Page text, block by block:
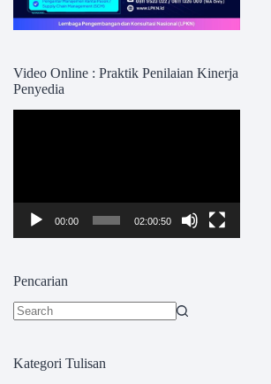
Video Online : Praktik Penilaian Kinerja
Penyedia
00:00 02:00:50
Pencarian
Kategori Tulisan